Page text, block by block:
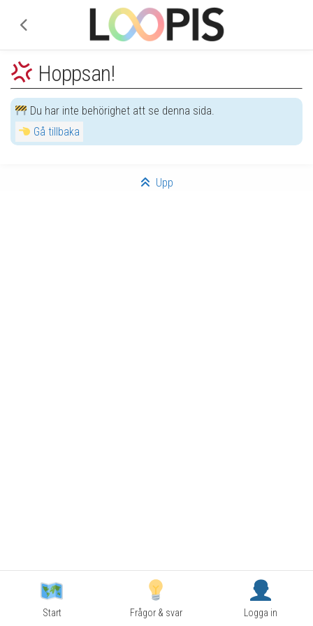
Hoppsan!
Du har inte behörighet att se denna sida.
Gå tillbaka
Upp
Start Frågor & svar Logga in